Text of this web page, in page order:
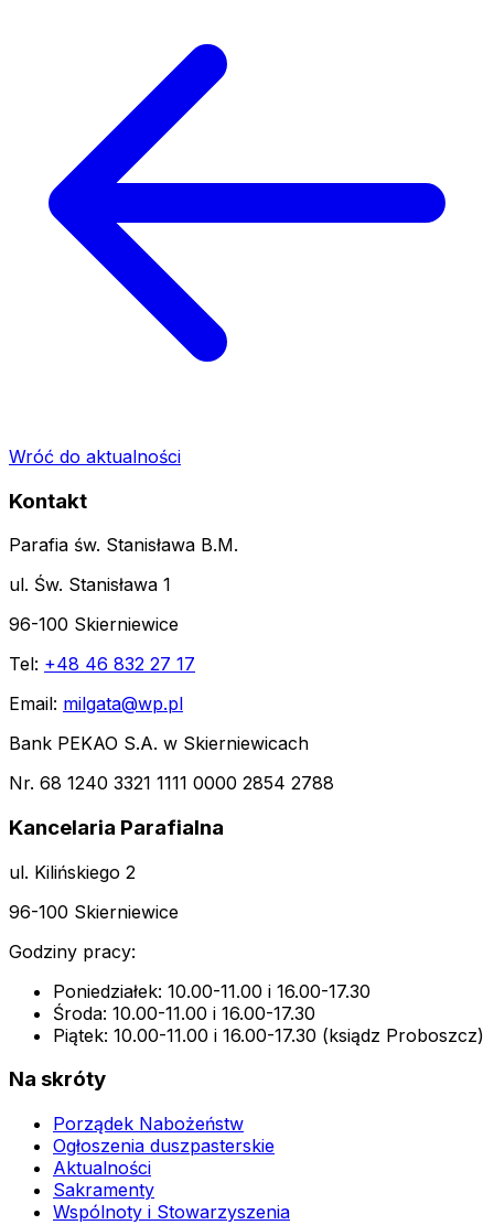
Wróć do aktualności
Kontakt
Parafia św. Stanisława B.M.
ul. Św. Stanisława 1
96-100 Skierniewice
Tel: +48 46 832 27 17
Email: milgata@wp.pl
Bank PEKAO S.A. w Skierniewicach
Nr. 68 1240 3321 1111 0000 2854 2788
Kancelaria Parafialna
ul. Kilińskiego 2
96-100 Skierniewice
Godziny pracy:
Poniedziałek: 10.00-11.00 i 16.00-17.30
Środa: 10.00-11.00 i 16.00-17.30
Piątek: 10.00-11.00 i 16.00-17.30 (ksiądz Proboszcz)
Na skróty
Porządek Nabożeństw
Ogłoszenia duszpasterskie
Aktualności
Sakramenty
Wspólnoty i Stowarzyszenia